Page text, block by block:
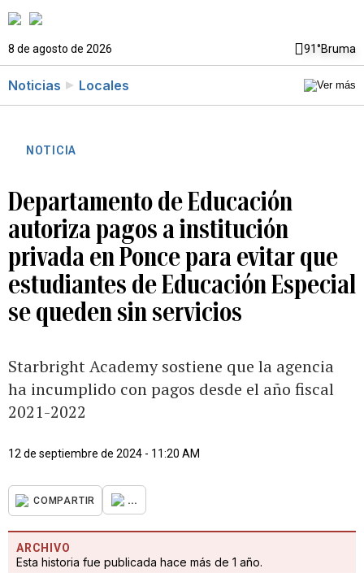
8 de agosto de 2026 91°Bruma
Noticias Locales
NOTICIA
Departamento de Educación
autoriza pagos a institución
privada en Ponce para evitar que
estudiantes de Educación Especial
se queden sin servicios
Starbright Academy sostiene que la agencia
ha incumplido con pagos desde el año fiscal
2021-2022
12 de septiembre de 2024 - 11:20 AM
COMPARTIR ...
ARCHIVO
Esta historia fue publicada hace más de 1 año.